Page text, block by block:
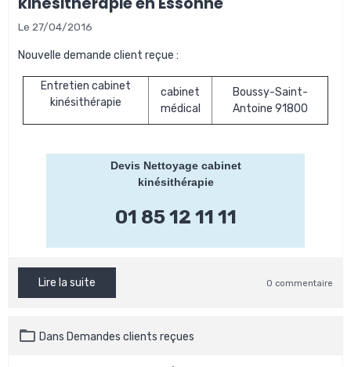
Le 27/04/2016
Nouvelle demande client reçue :
Entretien cabinet
kinésithérapie
cabinet
médical
Boussy-Saint-
Antoine 91800
Devis Nettoyage cabinet
kinésithérapie
01 85 12 11 11
Lire la suite 0 commentaire
Dans Demandes clients reçues